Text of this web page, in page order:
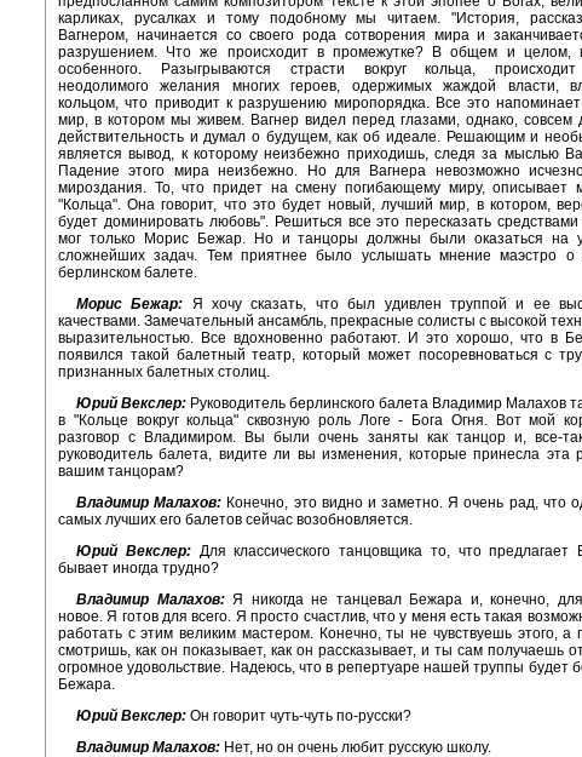
карликах, русалках и тому подобному мы читаем. "История,
Вагнером, начинается со своего рода сотворения мира и
разрушением. Что же происходит в промежутке? В общем и целом,
особенного. Разыгрываются страсти вокруг кольца,
неодолимого желания многих героев, одержимых жаждой власти,
кольцом, что приводит к разрушению миропорядка. Все это
мир, в котором мы живем. Вагнер видел перед глазами, однако, совсем
действительность и думал о будущем, как об идеале. Решающим и
является вывод, к которому неизбежно приходишь, следя за мыслью
Падение этого мира неизбежно. Но для Вагнера невозможно
мироздания. То, что придет на смену погибающему миру, описывает
"Кольца". Она говорит, что это будет новый, лучший мир, в котором,
будет доминировать любовь". Решиться все это пересказать средствами
мог только Морис Бежар. Но и танцоры должны были оказаться на
сложнейших задач. Тем приятнее было услышать мнение маэстро о
берлинском балете.
Морис Бежар: Я хочу сказать, что был удивлен труппой и ее
качествами. Замечательный ансамбль, прекрасные солисты с высокой
выразительностью. Все вдохновенно работают. И это хорошо, что в
появился такой балетный театр, который может посоревноваться с
признанных балетных столиц.
Юрий Векслер: Руководитель берлинского балета Владимир Малахов
в "Кольце вокруг кольца" сквозную роль Логе - Бога Огня. Вот мой
разговор с Владимиром. Вы были очень заняты как танцор и, все-
руководитель балета, видите ли вы изменения, которые принесла эта
вашим танцорам?
Владимир Малахов: Конечно, это видно и заметно. Я очень рад, что
самых лучших его балетов сейчас возобновляется.
Юрий Векслер:Для классического танцовщика то, что предлагает
бывает иногда трудно?
Владимир Малахов:Я никогда не танцевал Бежара и, конечно,
новое. Я готов для всего. Я просто счастлив, что у меня есть такая
работать с этим великим мастером. Конечно, ты не чувствуешь этого, а
смотришь, как он показывает, как он рассказывает, и ты сам получаешь
огромное удовольствие. Надеюсь, что в репертуаре нашей труппы будет
Бежара.
Юрий Векслер: Он говорит чуть-чуть по-русски?
Владимир Малахов: Нет, но он очень любит русскую школу.